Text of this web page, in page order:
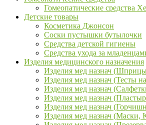
Гомеопатические средства
Детские товары
Косметика Джонсон
Соски пустышки бутылочки
Средства детской гигиены
Средства ухода за
Изделия медицинского назначения
Изделия мед назнач
Изделия мед назнач (Тесты
Изделия мед назнач
Изделия мед назнач
Изделия мед назнач
Изделия мед назнач (Маски,